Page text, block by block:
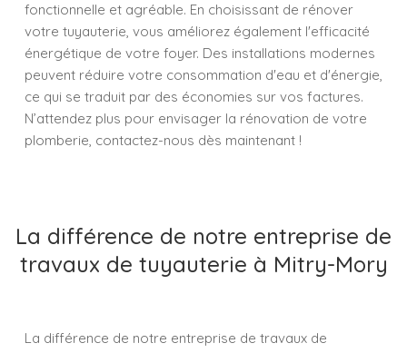
fonctionnelle et agréable. En choisissant de rénover
votre tuyauterie, vous améliorez également l'efficacité
énergétique de votre foyer. Des installations modernes
peuvent réduire votre consommation d'eau et d'énergie,
ce qui se traduit par des économies sur vos factures.
N’attendez plus pour envisager la rénovation de votre
plomberie, contactez-nous dès maintenant !
La différence de notre entreprise de
travaux de tuyauterie à Mitry-Mory
La différence de notre entreprise de travaux de